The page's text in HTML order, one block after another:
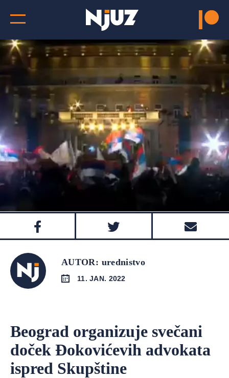
AUTOR: urednistvo
11. JAN. 2022
Beograd organizuje svečani
doček Đokovićevih advokata
ispred Skupštine